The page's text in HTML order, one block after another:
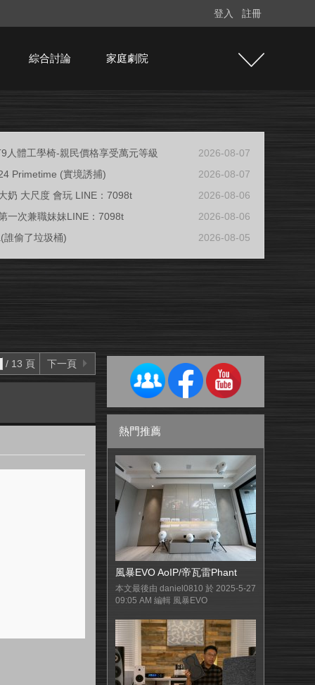
登入 註冊
綜合討論 家庭劇院
人體工學椅-親民價格享受萬元等級
2026-08-07
Primetime (實境誘捕)
2026-08-07
奶 大尺度 會玩 LINE：7098t
2026-08-06
一次兼職妹妹LINE：7098t
2026-08-06
誰偷了垃圾桶)
2026-08-05
/ 13 頁 下一頁
熱門推薦
風暴EVO AoIP/帝瓦雷Phant
本文最後由 daniel0810 於 2025-5-27
09:05 AM 編輯 風暴EVO